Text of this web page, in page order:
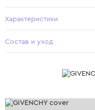
Характеристики
Состав и уход